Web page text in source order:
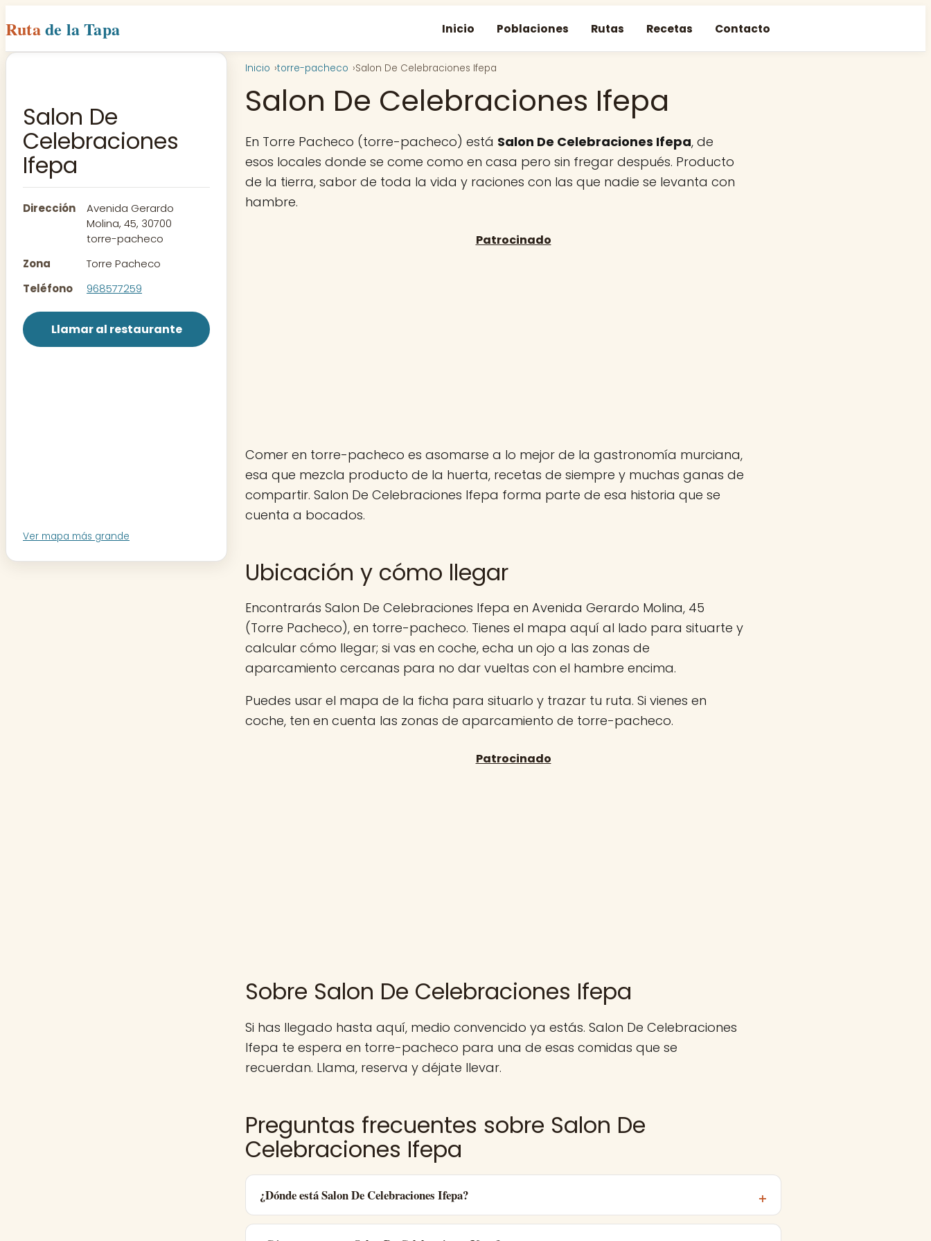
Rutade la Tapa Inicio Poblaciones Rutas Recetas Contacto
Salon De
Celebraciones
Ifepa
Dirección
Avenida Gerardo
Molina, 45, 30700
torre-pacheco
Zona
Torre Pacheco
Teléfono
968577259
Llamar al restaurante
Ver mapa más grande
Inicio torre-pacheco Salon De Celebraciones Ifepa
Salon De Celebraciones Ifepa
En Torre Pacheco (torre-pacheco) está Salon De Celebraciones Ifepa, de
esos locales donde se come como en casa pero sin fregar después. Producto
de la tierra, sabor de toda la vida y raciones con las que nadie se levanta con
hambre.
Comer en torre-pacheco es asomarse a lo mejor de la gastronomía murciana,
esa que mezcla producto de la huerta, recetas de siempre y muchas ganas de
compartir. Salon De Celebraciones Ifepa forma parte de esa historia que se
cuenta a bocados.
Ubicación y cómo llegar
Encontrarás Salon De Celebraciones Ifepa en Avenida Gerardo Molina, 45
(Torre Pacheco), en torre-pacheco. Tienes el mapa aquí al lado para situarte y
calcular cómo llegar; si vas en coche, echa un ojo a las zonas de
aparcamiento cercanas para no dar vueltas con el hambre encima.
Puedes usar el mapa de la ficha para situarlo y trazar tu ruta. Si vienes en
coche, ten en cuenta las zonas de aparcamiento de torre-pacheco.
Sobre Salon De Celebraciones Ifepa
Si has llegado hasta aquí, medio convencido ya estás. Salon De Celebraciones
Ifepa te espera en torre-pacheco para una de esas comidas que se
recuerdan. Llama, reserva y déjate llevar.
Preguntas frecuentes sobre Salon De
Celebraciones Ifepa
¿Dónde está Salon De Celebraciones Ifepa?